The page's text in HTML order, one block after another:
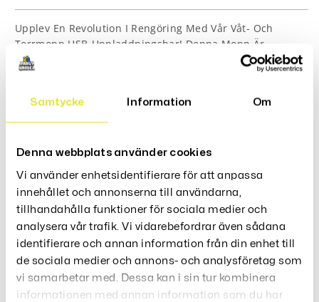
Samtycke Information Om
Denna webbplats använder cookies
Vi använder enhetsidentifierare för att anpassa
innehållet och annonserna till användarna,
tillhandahålla funktioner för sociala medier och
analysera vår trafik. Vi vidarebefordrar även sådana
identifierare och annan information från din enhet till
de sociala medier och annons- och analysföretag som
vi samarbetar med. Dessa kan i sin tur kombinera
informationen med annan information som du har
Upplev En Revolution I Rengöring Med Vår Våt- Och
Torrmopp USB-Uppladdningsbar! Denna Mopp Är
Utrustad Med Ett Kraftfullt, Men Ändå Energieffektivt
Batteri Som Gör Den Perfekt För Både Husvagnar Och
Litiumbatteri Som Ingår, Kan Du Enkelt Växla Mellan Våt-
Och Torrmoppning För En Komplett Rengöringslösning.
USB-uppladdningsbart batteri för enkel och
bekväm laddning
Kan användas både våt- och torrmoppning för
allsidig rengöring
Idealisk för husvagnar och hemmabruk
Hållbart material för långvarig användning
Litiumbatteri ingår, vilket säkerställer lång
batteritid och effektiv rengöring